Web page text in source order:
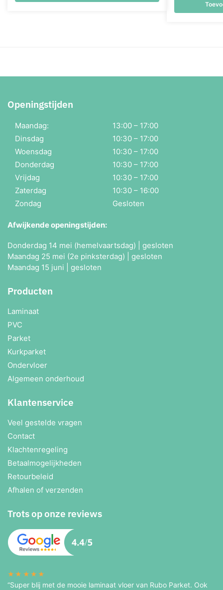
Openingstijden
Maandag:
13:00 – 17:00
Dinsdag
10:30 – 17:00
Woensdag
10:30 – 17:00
Donderdag
10:30 – 17:00
Vrijdag
10:30 – 17:00
Zaterdag
10:30 – 16:00
Zondag
Gesloten
Afwijkende openingstijden:
Donderdag 14 mei (hemelvaartsdag) | gesloten
Maandag 25 mei (2e pinksterdag) | gesloten
Maandag 15 juni | gesloten
Producten
Laminaat
PVC
Parket
Kurkparket
Ondervloer
Algemeen onderhoud
Klantenservice
Veel gestelde vragen
Contact
Klachtenregeling
Betaalmogelijkheden
Retourbeleid
Afhalen of verzenden
Trots op onze reviews
★★★★★
“Super blij met de mooie laminaat vloer van Rubo Parket. Ook